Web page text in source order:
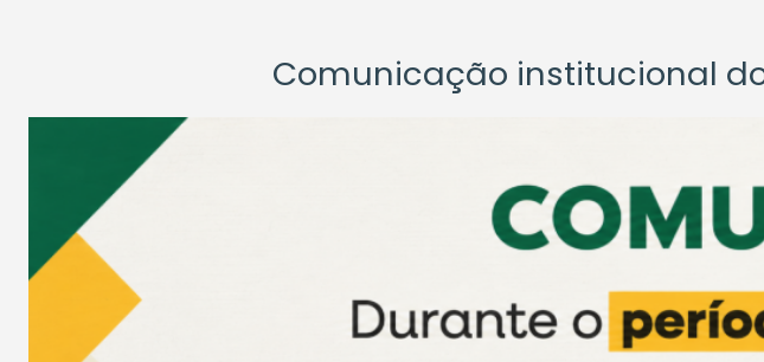
Comunicação institucional